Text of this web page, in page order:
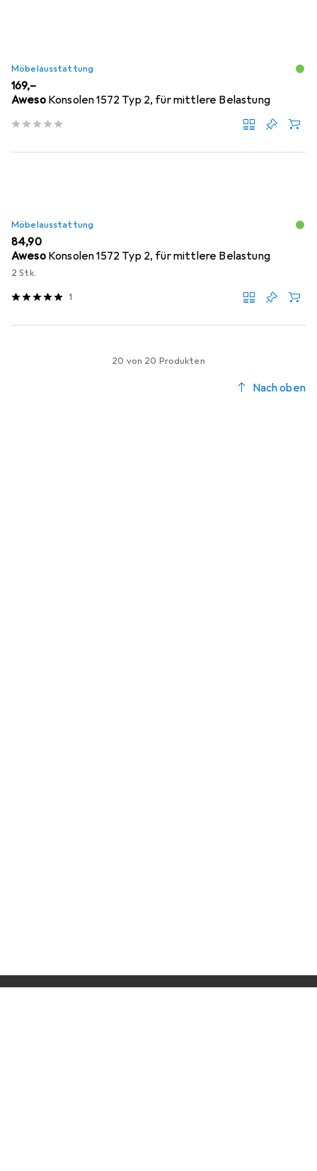
Möbelausstattung
EUR
169,–
Aweso Konsolen 1572 Typ 2, für mittlere Belastung
Möbelausstattung
EUR
84,90
Aweso Konsolen 1572 Typ 2, für mittlere Belastung
2 Stk.
1
20 von 20 Produkten
Nach oben